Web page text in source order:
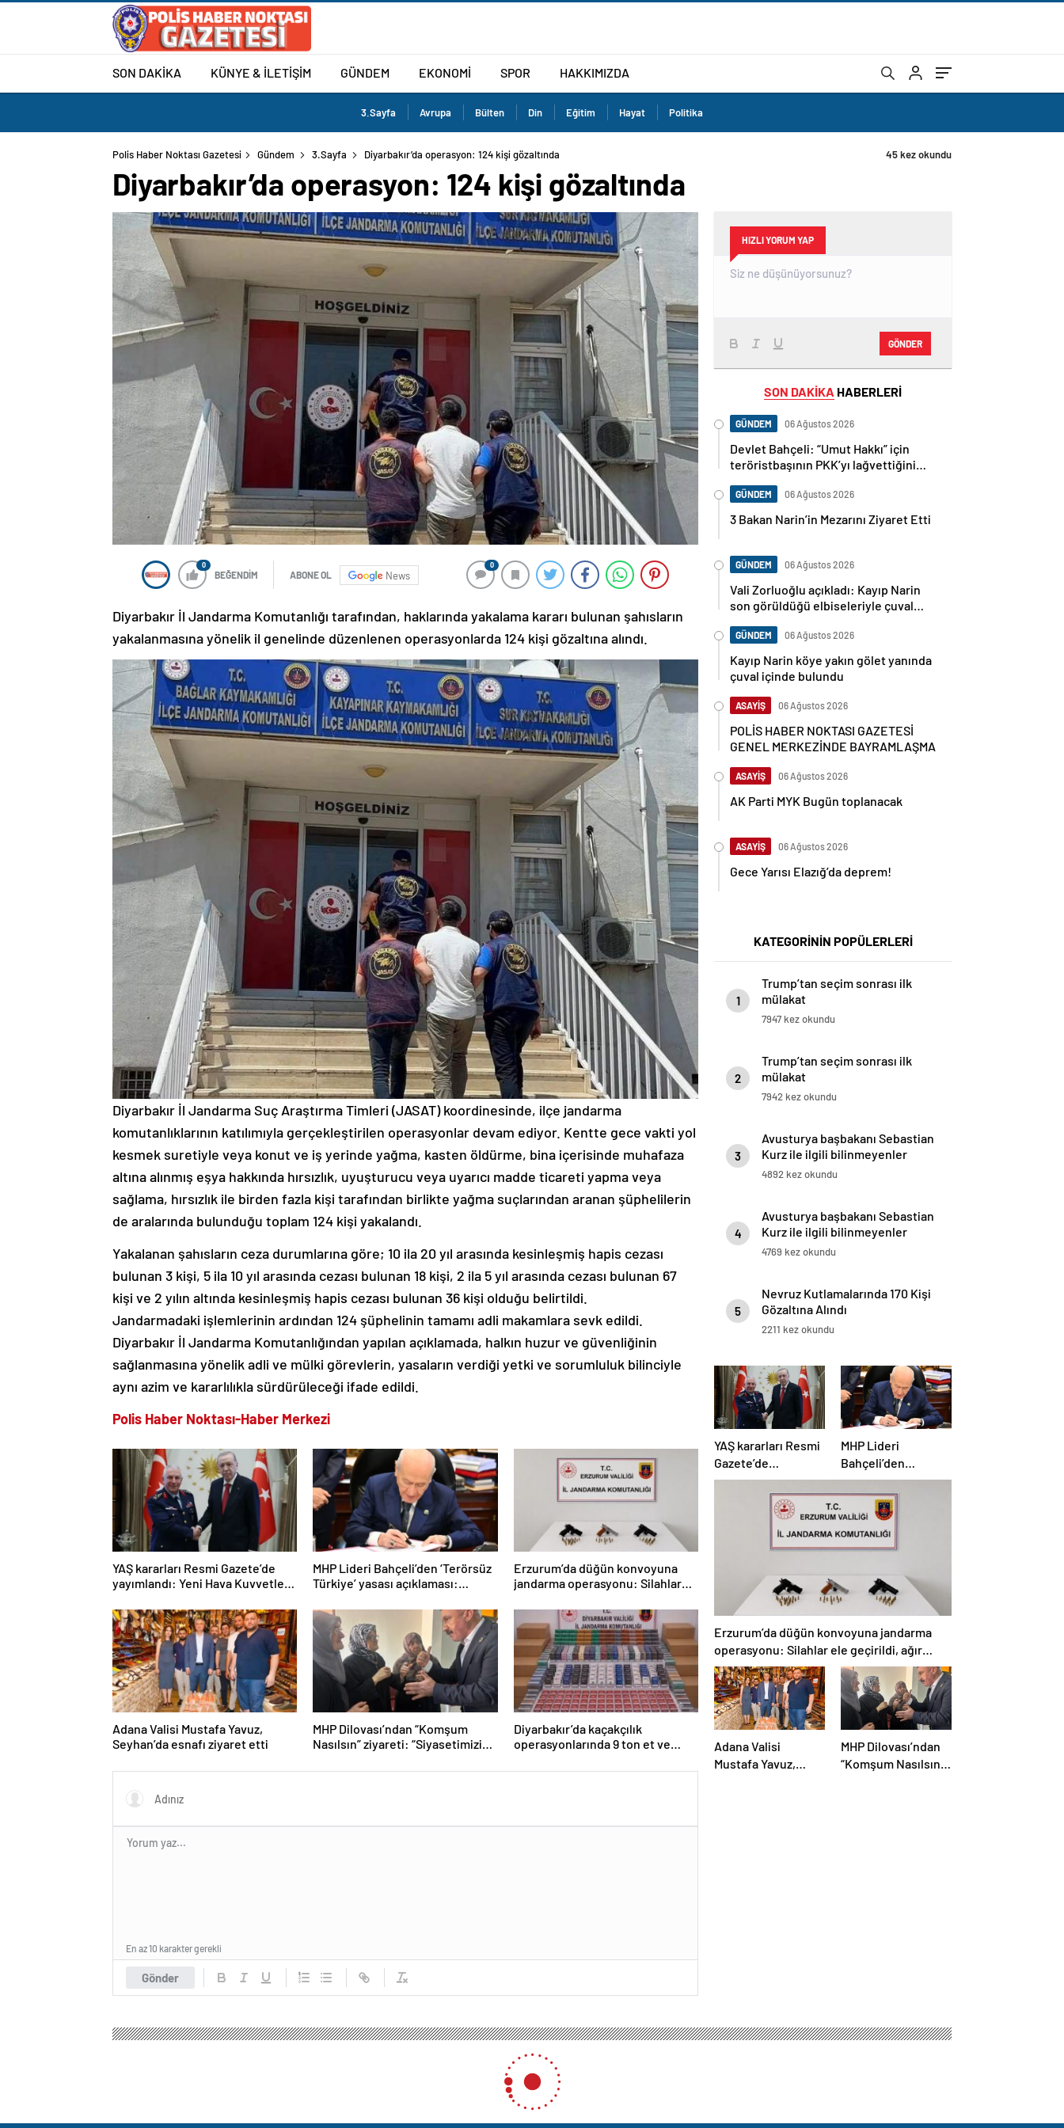
SON DAKİKA KÜNYE & İLETİŞİM GÜNDEM EKONOMİ SPOR HAKKIMIZDA
3.Sayfa Avrupa Bülten Din Eğitim Hayat Politika
Polis Haber Noktası Gazetesi Gündem 3.Sayfa Diyarbakır’da operasyon: 124 kişi gözaltında 45 kez okundu
Diyarbakır’da operasyon: 124 kişi gözaltında
0
BEĞENDİM ABONE OL News
0
Diyarbakır İl Jandarma Komutanlığı tarafından, haklarında yakalama kararı bulunan şahısların
yakalanmasına yönelik il genelinde düzenlenen operasyonlarda 124 kişi gözaltına alındı.
Diyarbakır İl Jandarma Suç Araştırma Timleri (JASAT) koordinesinde, ilçe jandarma
komutanlıklarının katılımıyla gerçekleştirilen operasyonlar devam ediyor. Kentte gece vakti yol
kesmek suretiyle veya konut ve iş yerinde yağma, kasten öldürme, bina içerisinde muhafaza
altına alınmış eşya hakkında hırsızlık, uyuşturucu veya uyarıcı madde ticareti yapma veya
sağlama, hırsızlık ile birden fazla kişi tarafından birlikte yağma suçlarından aranan şüphelilerin
de aralarında bulunduğu toplam 124 kişi yakalandı.
Yakalanan şahısların ceza durumlarına göre; 10 ila 20 yıl arasında kesinleşmiş hapis cezası
bulunan 3 kişi, 5 ila 10 yıl arasında cezası bulunan 18 kişi, 2 ila 5 yıl arasında cezası bulunan 67
kişi ve 2 yılın altında kesinleşmiş hapis cezası bulunan 36 kişi olduğu belirtildi.
Jandarmadaki işlemlerinin ardından 124 şüphelinin tamamı adli makamlara sevk edildi.
Diyarbakır İl Jandarma Komutanlığından yapılan açıklamada, halkın huzur ve güvenliğinin
sağlanmasına yönelik adli ve mülki görevlerin, yasaların verdiği yetki ve sorumluluk bilinciyle
aynı azim ve kararlılıkla sürdürüleceği ifade edildi.
Polis Haber Noktası-Haber Merkezi
YAŞ kararları Resmi Gazete’de
yayımlandı: Yeni Hava Kuvvetleri
Dalkıran
MHP Lideri Bahçeli’den ‘Terörsüz
Türkiye’ yasası açıklaması:
Erzurum’da düğün konvoyuna
jandarma operasyonu: Silahlar
Adana Valisi Mustafa Yavuz,
Seyhan’da esnafı ziyaret etti
MHP Dilovası’ndan “Komşum
Nasılsın” ziyareti: “Siyasetimizin
Diyarbakır’da kaçakçılık
operasyonlarında 9 ton et ve
Gönder
En az 10 karakter gerekli
HIZLI YORUM YAP
GÖNDER
SON DAKİKA HABERLERİ
GÜNDEM 06 Ağustos 2026
Devlet Bahçeli: “Umut Hakkı” için
teröristbaşının PKK’yı lağvettiğini
GÜNDEM 06 Ağustos 2026
3 Bakan Narin’in Mezarını Ziyaret Etti
GÜNDEM 06 Ağustos 2026
Vali Zorluoğlu açıkladı: Kayıp Narin
son görüldüğü elbiseleriyle çuval
GÜNDEM 06 Ağustos 2026
Kayıp Narin köye yakın gölet yanında
çuval içinde bulundu
ASAYİŞ 06 Ağustos 2026
POLİS HABER NOKTASI GAZETESİ
GENEL MERKEZİNDE BAYRAMLAŞMA
ASAYİŞ 06 Ağustos 2026
AK Parti MYK Bugün toplanacak
ASAYİŞ 06 Ağustos 2026
Gece Yarısı Elazığ’da deprem!
KATEGORİNİN POPÜLERLERİ
1
Trump’tan seçim sonrası ilk
mülakat
7947 kez okundu
2
Trump’tan seçim sonrası ilk
mülakat
7942 kez okundu
3
Avusturya başbakanı Sebastian
Kurz ile ilgili bilinmeyenler
4892 kez okundu
4
Avusturya başbakanı Sebastian
Kurz ile ilgili bilinmeyenler
4769 kez okundu
5
Nevruz Kutlamalarında 170 Kişi
Gözaltına Alındı
2211 kez okundu
YAŞ kararları Resmi
Gazete’de
yayımlandı: Yeni
Hava Kuvvetleri
Orgeneral Rafet
MHP Lideri
Bahçeli’den
‘Terörsüz Türkiye’
yasası açıklaması:
“Herkes kazandı”
Erzurum’da düğün konvoyuna jandarma
operasyonu: Silahlar ele geçirildi, ağır
cezalar kesildi
Adana Valisi
Mustafa Yavuz,
MHP Dilovası’ndan
“Komşum Nasılsın”